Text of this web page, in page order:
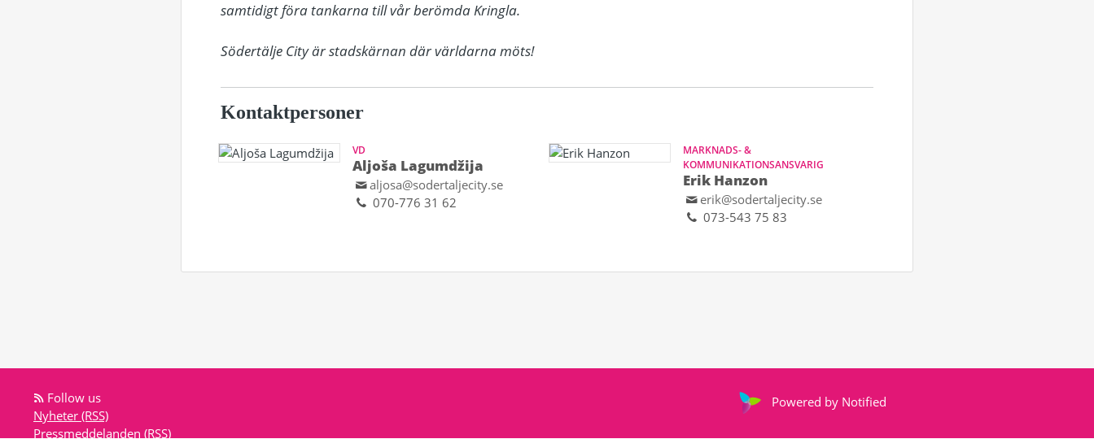
samtidigt föra tankarna till vår berömda Kringla.
Södertälje City är stadskärnan där världarna möts!
Kontaktpersoner
VD
Aljoša Lagumdžija
aljosa@sodertaljecity.se
070-776 31 62
MARKNADS- &
KOMMUNIKATIONSANSVARIG
Erik Hanzon
erik@sodertaljecity.se
073-543 75 83
Follow us
Nyheter (RSS)
Pressmeddelanden (RSS)
Powered by Notified